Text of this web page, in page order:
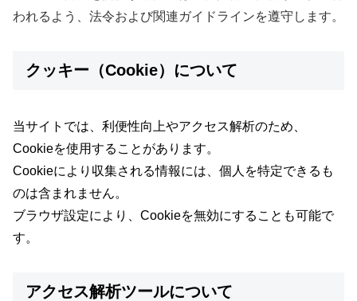
われるよう、法令および関連ガイドラインを遵守します。
クッキー（Cookie）について
当サイトでは、利便性向上やアクセス解析のため、
Cookieを使用することがあります。
Cookieにより収集される情報には、個人を特定できるも
のは含まれません。
ブラウザ設定により、Cookieを無効にすることも可能で
す。
アクセス解析ツールについて